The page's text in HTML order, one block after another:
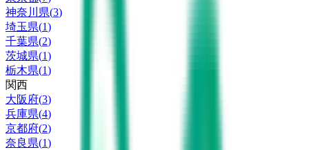
神奈川県(3)
埼玉県(1)
千葉県(2)
茨城県(1)
栃木県(1)
関西
大阪府(3)
兵庫県(4)
京都府(2)
奈良県(1)